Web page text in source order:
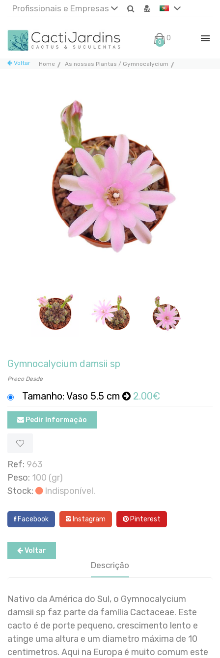
Profissionais e Empresas
0 0€
Home As nossas Plantas / Gymnocalycium
Voltar
Gymnocalycium damsii sp
Preco Desde
Tamanho: Vaso 5.5 cm 2.00€
Pedir Informação
Ref: 963
Peso: 100 (gr)
Stock:
Indisponível.
Facebook Instagram Pinterest
Voltar
Descrição
Nativo da América do Sul, o Gymnocalycium
damsii sp faz parte da família Cactaceae. Este
cacto é de porte pequeno, crescimento lento e
atinge uma altura e um diametro máxima de 10
centimetros. Aqui na Europa é muito comum este